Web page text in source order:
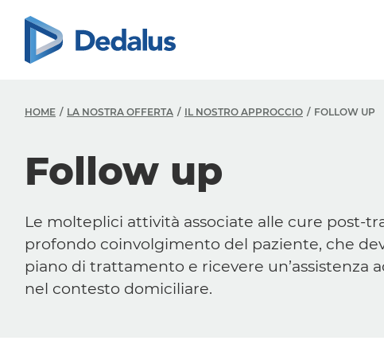
HOME LA NOSTRA OFFERTA IL NOSTRO APPROCCIO FOLLOW UP
Follow up
Le molteplici attività associate alle cure post-
profondo coinvolgimento del paziente, che
piano di trattamento e ricevere un’assistenza
nel contesto domiciliare.